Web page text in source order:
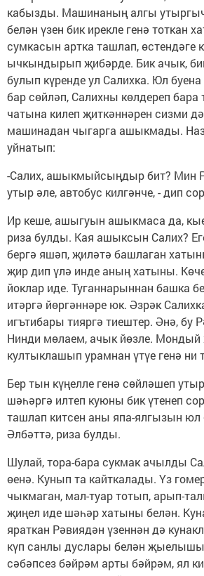
кабызды. Машинаның алгы
белән үзен бик ирекле генә тоткан
сумкасын артка ташлап, өстендәге
ычкындырып җибәрде. Бик ачык,
булып күренде ул Салихка. Юл
бар сөйләп, Салихны көлдереп бара
чатына килеп җиткәннәрен сизми
машинадан чыгарга ашыкмады.
уйнатып:
-Салих, ашыкмыйсыңдыр бит? Мин
утыр әле, автобус килгәнче, - дип
Ир кеше, ашыгуын ашыкмаса да,
риза булды. Кая ашыксын Салих?
бергә яшәп, җиләтә башлаган
җир дип үлә инде аның хатыны.
йоклар иде. Туганнарыннан башка
итәргә йөргәннәре юк. Әзрәк
игътибары тияргә тиештер. Әнә, бу
Нинди мөлаем, ачык йөзле. Мондый
култыклашып урамнан үтүе генә ни
Бер тын күңелле генә сөйләшеп
шәһәргә илтеп куюны бик үтенеп
ташлап китсен аны япа-ялгызын юл
Әлбәттә, риза булды.
Шулай, тора-бара сукмак ачылды
өенә. Кунып та кайткалады. Үз
чыкмаган, мал-туар тотып, арып-
җиңел иде шәһәр хатыны белән.
яраткан Рәвиядән үзеннән дә
күп санлы дуслары белән
сәбәпсез бәйрәм арты бәйрәм, ял